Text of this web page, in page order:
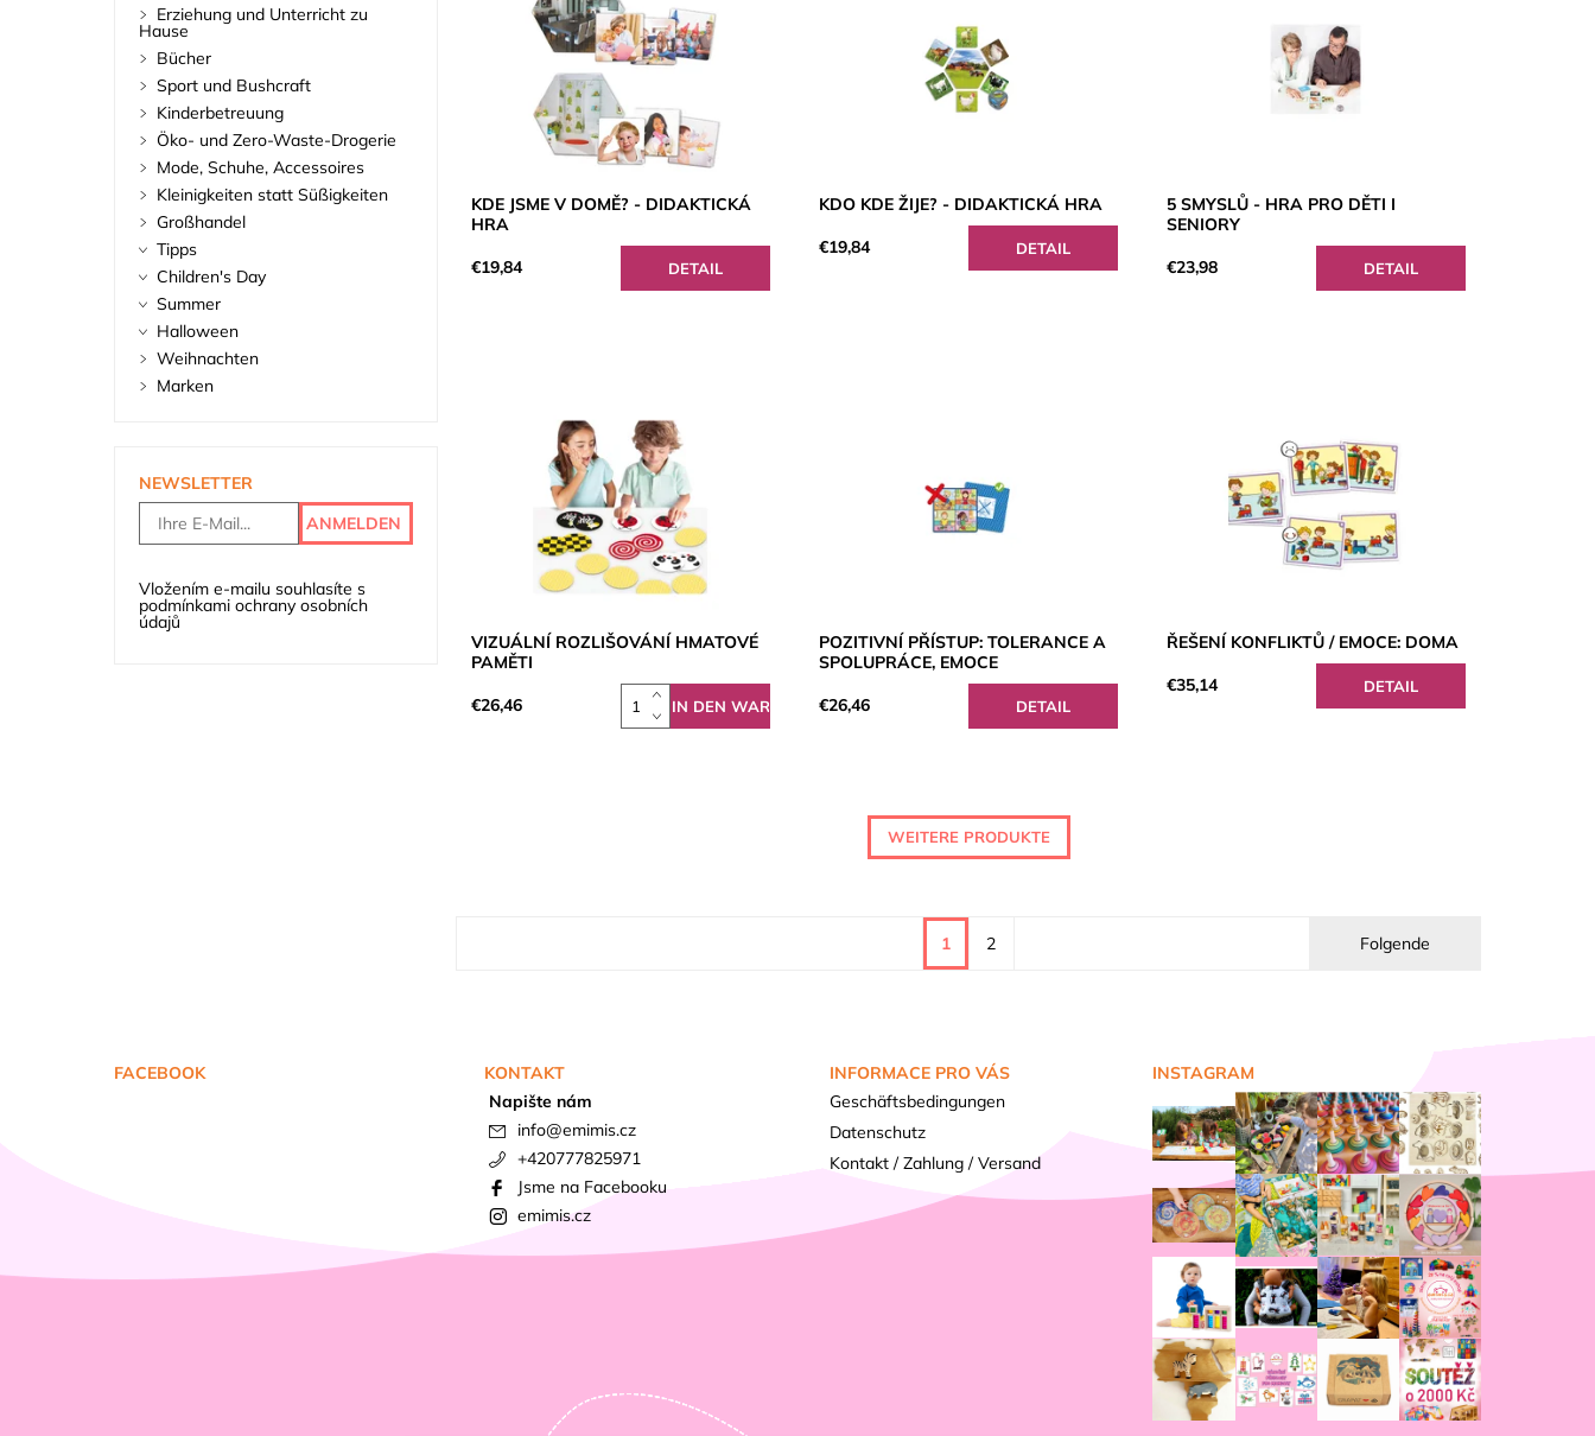
KDE JSME V DOMĚ? - DIDAKTICKÁ
HRA
€19,84 DETAIL
KDO KDE ŽIJE? - DIDAKTICKÁ HRA
€19,84 DETAIL
5 SMYSLŮ - HRA PRO DĚTI I
SENIORY
€23,98 DETAIL
VIZUÁLNÍ ROZLIŠOVÁNÍ HMATOVÉ
PAMĚTI
€26,46
POZITIVNÍ PŘÍSTUP: TOLERANCE A
SPOLUPRÁCE, EMOCE
€26,46 DETAIL
ŘEŠENÍ KONFLIKTŮ / EMOCE: DOMA
€35,14 DETAIL
WEITERE PRODUKTE
Folgende
1 2
Erziehung und Unterricht zu
Hause
Bücher
Sport und Bushcraft
Kinderbetreuung
Öko- und Zero-Waste-Drogerie
Mode, Schuhe, Accessoires
Kleinigkeiten statt Süßigkeiten
Großhandel
Tipps
Children's Day
Summer
Halloween
Weihnachten
Marken
NEWSLETTER
Vložením e-mailu souhlasíte s
podmínkami ochrany osobních
údajů
FACEBOOK
KONTAKT
Napište nám
info@emimis.cz
+420777825971
Jsme na Facebooku
emimis.cz
INFORMACE PRO VÁS
Geschäftsbedingungen
Datenschutz
Kontakt / Zahlung / Versand
INSTAGRAM